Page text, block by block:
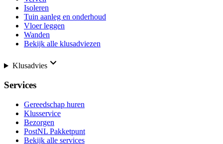
Isoleren
Tuin aanleg en onderhoud
Vloer leggen
Wanden
Bekijk alle klusadviezen
Klusadvies
Services
Gereedschap huren
Klusservice
Bezorgen
PostNL Pakketpunt
Bekijk alle services